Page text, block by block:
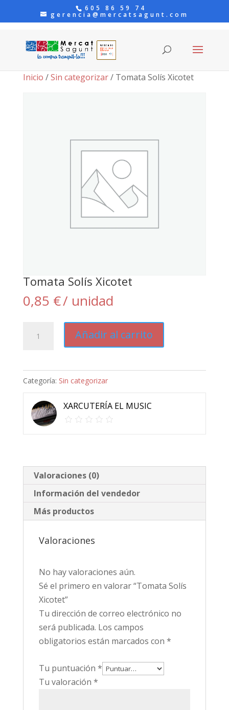
605 86 59 74
gerencia@mercatsagunt.com
Inicio /Sin categorizar/ Tomata Solís Xicotet
Tomata Solís Xicotet
0,85 €/ unidad
Solís
cantidad
Añadir al carrito
Categoría: Sin categorizar
XARCUTERÍA EL MUSIC
Valoraciones (0)
Información del vendedor
Más productos
Valoraciones
No hay valoraciones aún.
Sé el primero en valorar “Tomata Solís
Xicotet”
Tu dirección de correo electrónico no
será publicada. Los campos
obligatorios están marcados con *
Tu puntuación *
Tu valoración *